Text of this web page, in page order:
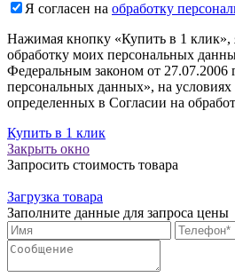
Я согласен на обработку
Нажимая кнопку «Купить в 1 клик»,
обработку моих персональных
Федеральным законом от
персональных данных», на условиях
определенных в Согласии на
Купить в 1 клик
Закрыть окно
Запросить стоимость товара
Загрузка товара
Заполните данные для запроса цены